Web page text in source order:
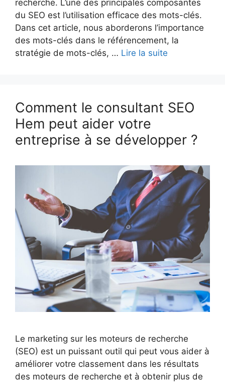
recherche. L’une des principales composantes
du SEO est l’utilisation efficace des mots-clés.
Dans cet article, nous aborderons l’importance
des mots-clés dans le référencement, la
stratégie de mots-clés, … Lire la suite
Comment le consultant SEO
Hem peut aider votre
entreprise à se développer ?
Le marketing sur les moteurs de recherche
(SEO) est un puissant outil qui peut vous aider à
améliorer votre classement dans les résultats
des moteurs de recherche et à obtenir plus de